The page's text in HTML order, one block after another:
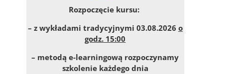
Rozpoczęcie kursu:
– z wykładami tradycyjnymi 03.08.2026 o
godz. 15:00
– metodą e-learningową rozpoczynamy
szkolenie każdego dnia